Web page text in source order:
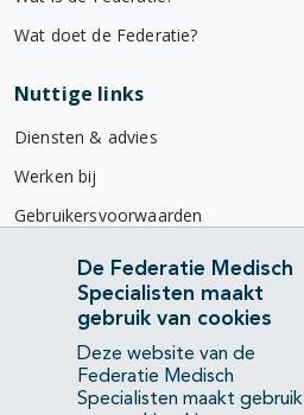
Wat doet de Federatie?
Nuttige links
Diensten & advies
Werken bij
Gebruikersvoorwaarden
Privacyverklaring
Contact
Mercatorlaan 1200
3528 BL Utrecht
De Federatie Medisch
Specialisten maakt
gebruik van cookies
Deze website van de
Federatie Medisch
Specialisten maakt gebruik